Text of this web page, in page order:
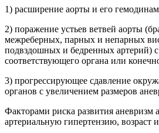
1) расширение аорты и его
2) поражение устьев ветвей аорты
межреберных, парных и непарных
подвздошных и бедренных артерий)
соответствующего органа или
3) прогрессирующее сдавление
органов с увеличением размеров
Факторами риска развития аневризм
артериальную гипертензию, возраст